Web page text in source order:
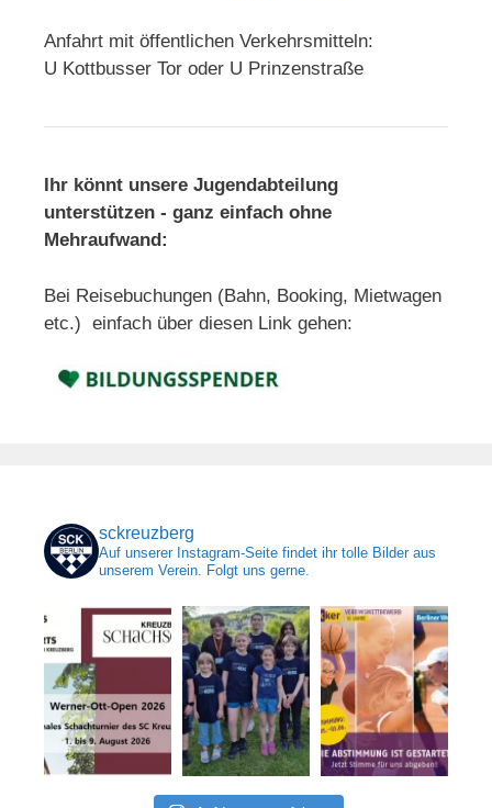
Anfahrt mit öffentlichen Verkehrsmitteln:
U Kottbusser Tor oder U Prinzenstraße
Ihr könnt unsere Jugendabteilung
unterstützen - ganz einfach ohne
Mehraufwand:
Bei Reisebuchungen (Bahn, Booking, Mietwagen
etc.) einfach über diesen Link gehen:
sckreuzberg
Auf unserer Instagram-Seite findet ihr tolle Bilder aus
unserem Verein. Folgt uns gerne.